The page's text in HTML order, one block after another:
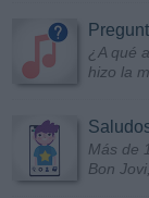
¿A qué
hizo la
Más de
Bon